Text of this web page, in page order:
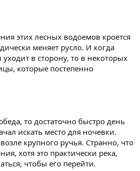
этих лесных водоемов кроется
меняет русло. И когда
в сторону, то в некоторых
которые постепенно
то достаточно быстро день
искать место для ночевки.
крупного ручья. Странно, что
хотя это практически река,
чтобы его перейти.